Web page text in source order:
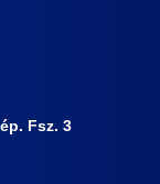
Fsz. 3